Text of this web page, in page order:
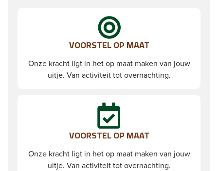
VOORSTEL OP MAAT
Onze kracht ligt in het op maat maken van jouw
uitje. Van activiteit tot overnachting.
VOORSTEL OP MAAT
Onze kracht ligt in het op maat maken van jouw
uitje. Van activiteit tot overnachting.